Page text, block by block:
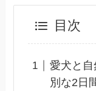
目次
愛犬と
別な2日